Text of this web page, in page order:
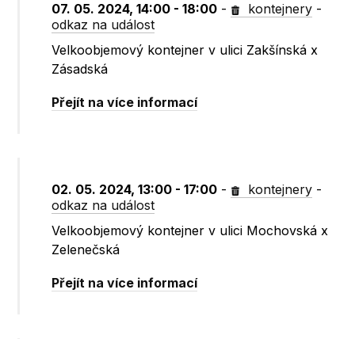
07. 05. 2024, 14:00 - 18:00 - kontejnery -
odkaz na událost
Velkoobjemový kontejner v ulici Zakšínská x
Zásadská
Přejít na více informací
02. 05. 2024, 13:00 - 17:00 - kontejnery -
odkaz na událost
Velkoobjemový kontejner v ulici Mochovská x
Zelenečská
Přejít na více informací